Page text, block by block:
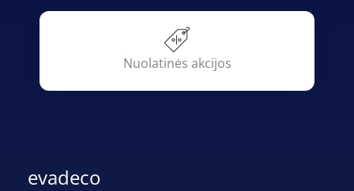
Nuolatinės akcijos
evadeco